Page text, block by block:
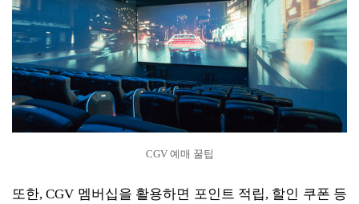
CGV 예매 꿀팁
또한, CGV 멤버십을 활용하면 포인트 적립, 할인 쿠폰 등